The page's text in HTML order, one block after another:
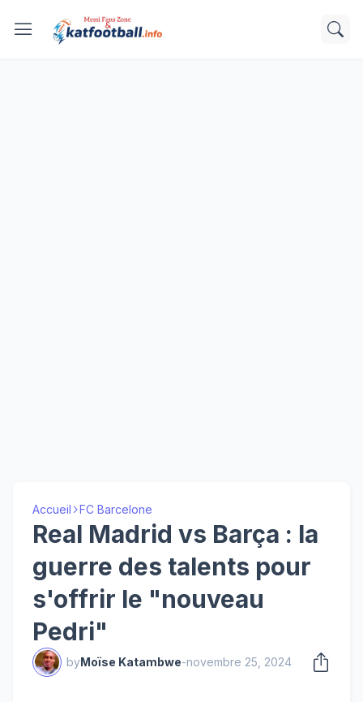
Accueil FC Barcelone
Real Madrid vs Barça : la
guerre des talents pour
s'offrir le "nouveau
Pedri"
byMoïse Katambwe-novembre 25, 2024